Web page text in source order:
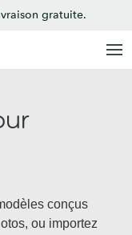
gratuite.
conçus
ou importez